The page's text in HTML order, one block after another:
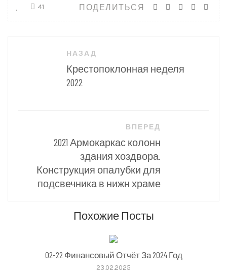
ПОДЕЛИТЬСЯ
41
НАЗАД
Крестопоклонная неделя
2022
ВПЕРЕД
2021 Армокаркас колонн
здания хоздвора.
Конструкция опалубки для
подсвечника в нижн храме
Похожие Посты
02-22 Финансовый Отчёт За 2024 Год
23.02.2025